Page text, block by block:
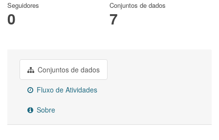
Seguidores
0
Conjuntos de dados
7
Conjuntos de dados
Fluxo de Atividades
Sobre